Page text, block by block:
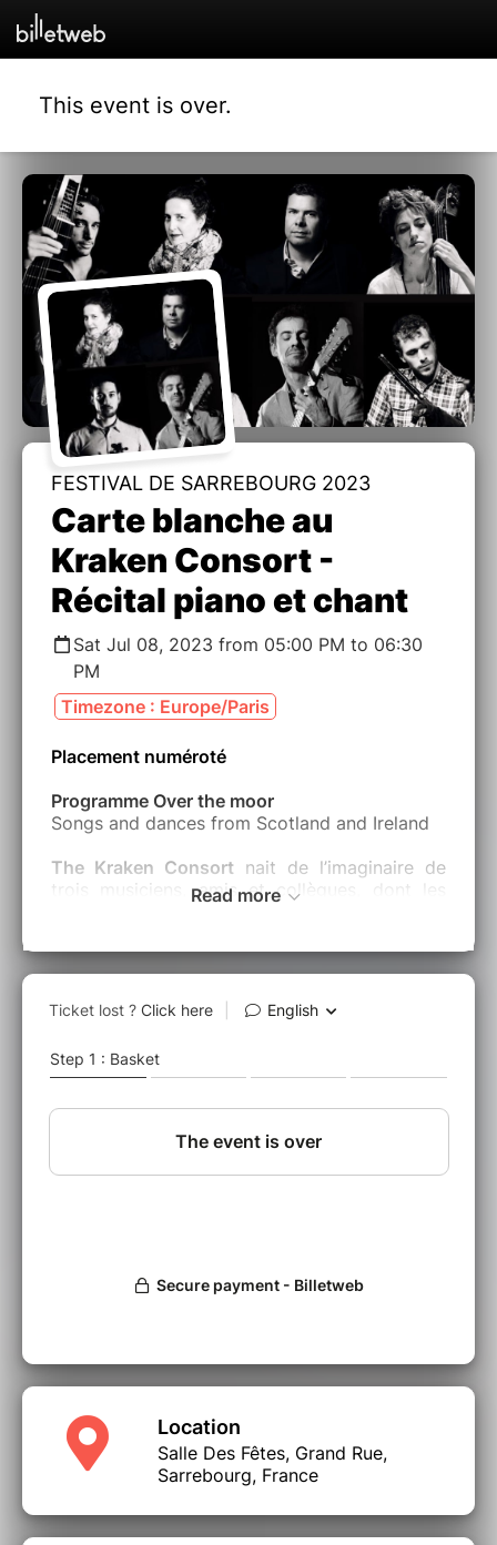
This event is over.
FESTIVAL DE SARREBOURG 2023
Carte blanche au
Kraken Consort -
Récital piano et chant
Sat Jul 08, 2023 from 05:00 PM to 06:30
PM
Timezone : Europe/Paris
Placement numéroté
Programme Over the moor
Songs and dances from Scotland and Ireland
The Kraken Consort nait de l’imaginaire de
trois musiciens, amis et collègues, dont les
Bruno Helstroffer, musicien dont la
polyvalence et la liber- té font de lui un des
théorbistes les plus sollicités du moment; deux
artistes ly- riques habitués des scènes d’opéra
Etats Unis, aux origines irlando-écossaises,
celte; et Chantal Santon Jeffery, interprète
recherchée des répertoires de langue anglaise
du XVIIeme et XVIIIeme siècle. Ils partagent un
même goût pour les musiques de tradition
bretonnes; des musiciens curieux et po-
recherchée pour son eclectisme et ses qualités
de chambriste, Ronan Pellen, Brewen Favrau,
Sylvain Barou et David Lombardi, quatre
piliers de la musique traditionnelle de renom-
mée internationale, des partenaires idéaux.
Les frontières entre répertoires
Read more
Location
Salle Des Fêtes, Grand Rue,
Sarrebourg, France